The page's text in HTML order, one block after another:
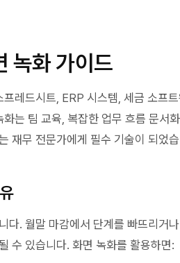
녹화 가이드
레드시트, ERP 시스템, 세금 소프
는 팀 교육, 복잡한 업무 흐름 문서
재무 전문가에게 필수 기술이 되었
다. 월말 마감에서 단계를 빠뜨리거
수 있습니다. 화면 녹화를 활용하면: